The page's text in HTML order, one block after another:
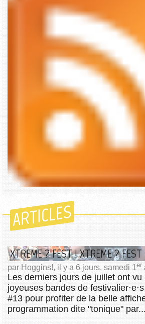
ARTICLES
XTREME ? FEST ! XTREME ? FEST
par Hoggins!, il y a 6 jours, samedi 1er
Les derniers jours de juillet ont vu
joyeuses bandes de
#13 pour profiter de la belle
programmation dite "tonique" par...